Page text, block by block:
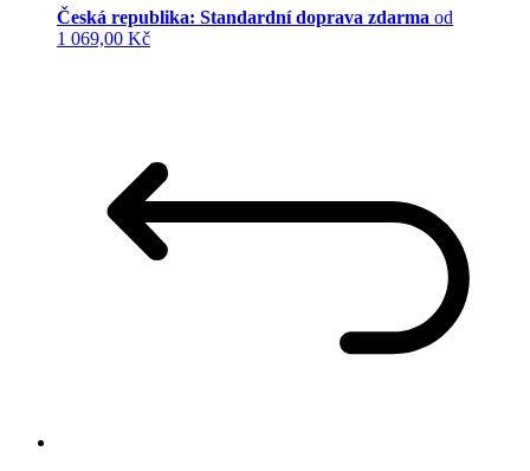
Česká republika: Standardní doprava zdarma od
1 069,00 Kč